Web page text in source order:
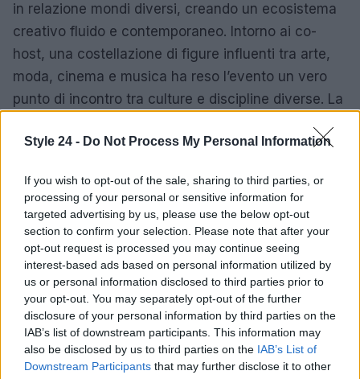
Style 24 - Do Not Process My Personal Information
If you wish to opt-out of the sale, sharing to third parties, or
processing of your personal or sensitive information for
targeted advertising by us, please use the below opt-out
section to confirm your selection. Please note that after your
opt-out request is processed you may continue seeing
interest-based ads based on personal information utilized by
us or personal information disclosed to third parties prior to
your opt-out. You may separately opt-out of the further
disclosure of your personal information by third parties on the
IAB’s list of downstream participants. This information may
also be disclosed by us to third parties on the IAB’s List of
Downstream Participants that may further disclose it to other
in relazione mondi diversi, creando un ecosistema
creativo fluido e contemporaneo. Intorno ai co-
host, una costellazione di figure influenti tra arte,
moda, cinema e musica ha reso l’evento un vero
punto di incontro tra culture e discipline diverse. La
suo impegno verso un’arte accessibile e gratuita,
esclusivi dell’anno in un momento di inclusività e
creatività.
AUTORE
Cristian Castiglioni
Cristian Castiglioni, veneziano, iniziò come
blogger dopo aver postato una guida sui
bacari e ricevuto centinaia di messaggi: quella
reazione spinse la sua trasformazione in